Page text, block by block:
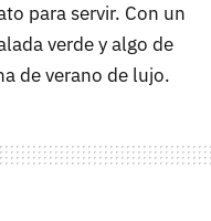
para servir. Con un
verde y algo de
de verano de lujo.